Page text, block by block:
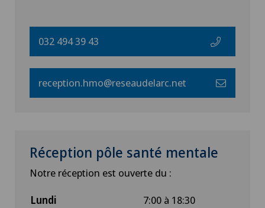
032 494 39 43
reception.hmo@reseaudelarc.net
Réception pôle santé mentale
Notre réception est ouverte du :
Lundi
7:00 à 18:30